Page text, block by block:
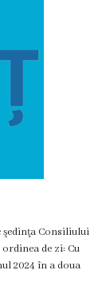
şedinţa Consiliului
de zi: Cu
2024 în a doua